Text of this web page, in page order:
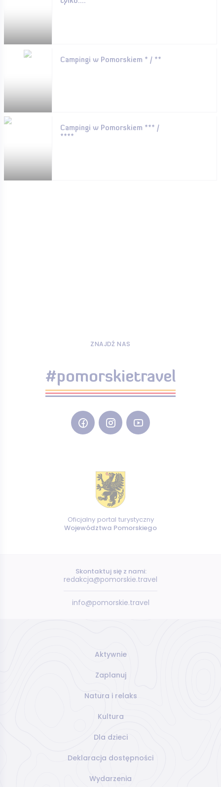
Campingi w Pomorskiem * / **
Campingi w Pomorskiem *** /
****
ZNAJDŹ NAS
#pomorskietravel
Oficjalny portal turystyczny
Województwa Pomorskiego
Skontaktuj się z nami:
redakcja@pomorskie.travel
info@pomorskie.travel
Aktywnie
Zaplanuj
Natura i relaks
Kultura
Dla dzieci
Deklaracja dostępności
Wydarzenia